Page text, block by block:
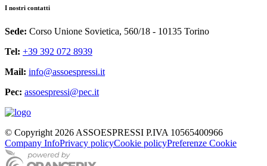
I nostri contatti
Sede: Corso Unione Sovietica, 560/18 - 10135 Torino
Tel: +39 392 072 8939
Mail: info@assoespressi.it
Pec: assoespressi@pec.it
© Copyright 2026 ASSOESPRESSI P.IVA 10565400966
Company InfoPrivacy policyCookie policyPreferenze Cookie